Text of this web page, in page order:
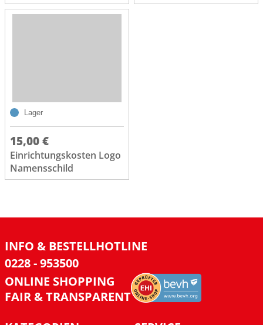
Lager
15,00 €
Einrichtungskosten Logo
Namensschild
INFO & BESTELLHOTLINE
0228 - 953500
ONLINE SHOPPING
FAIR & TRANSPARENT